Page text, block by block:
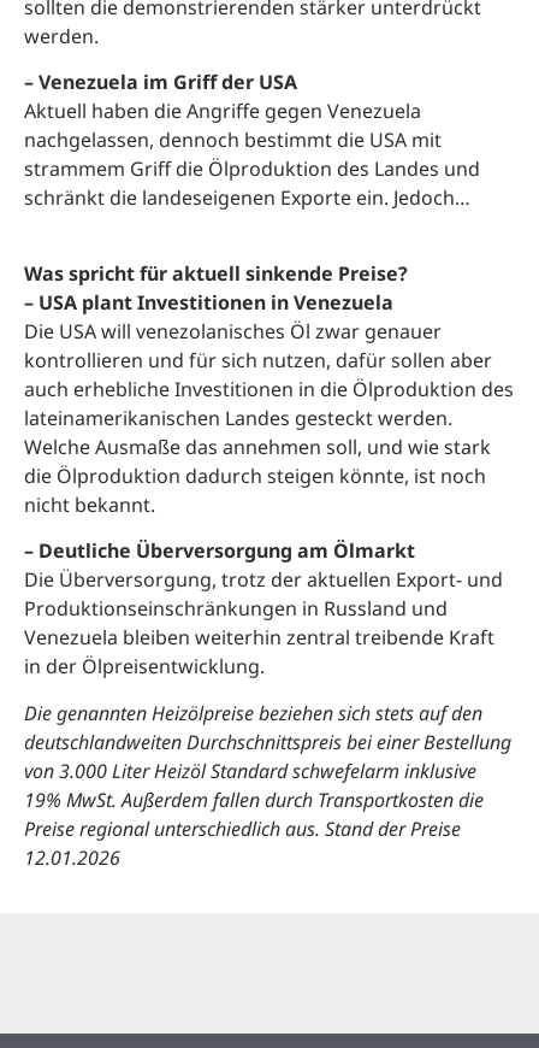
sollten die demonstrierenden stärker unterdrückt
werden.
– Venezuela im Griff der USA
Aktuell haben die Angriffe gegen Venezuela
nachgelassen, dennoch bestimmt die USA mit
strammem Griff die Ölproduktion des Landes und
schränkt die landeseigenen Exporte ein. Jedoch…
Was spricht für aktuell sinkende Preise?
– USA plant Investitionen in Venezuela
Die USA will venezolanisches Öl zwar genauer
kontrollieren und für sich nutzen, dafür sollen aber
auch erhebliche Investitionen in die Ölproduktion des
lateinamerikanischen Landes gesteckt werden.
Welche Ausmaße das annehmen soll, und wie stark
die Ölproduktion dadurch steigen könnte, ist noch
nicht bekannt.
– Deutliche Überversorgung am Ölmarkt
Die Überversorgung, trotz der aktuellen Export- und
Produktionseinschränkungen in Russland und
Venezuela bleiben weiterhin zentral treibende Kraft
in der Ölpreisentwicklung.
Die genannten Heizölpreise beziehen sich stets auf den
deutschlandweiten Durchschnittspreis bei einer Bestellung
von 3.000 Liter Heizöl Standard schwefelarm inklusive
19% MwSt. Außerdem fallen durch Transportkosten die
Preise regional unterschiedlich aus. Stand der Preise
12.01.2026